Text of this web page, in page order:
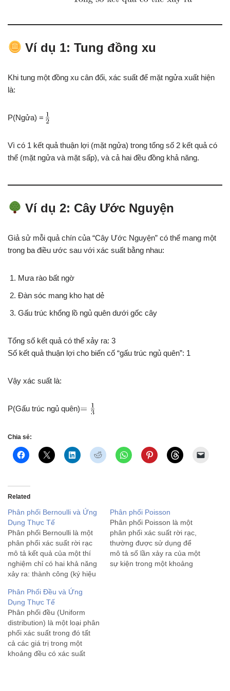
Ví dụ 1: Tung đồng xu
Khi tung một đồng xu cân đối, xác suất để mặt ngửa xuất hiện
là:
P(Ngửa) =
Vì có 1 kết quả thuận lợi (mặt ngửa) trong tổng số 2 kết quả có
thể (mặt ngửa và mặt sấp), và cả hai đều đồng khả năng.
Ví dụ 2: Cây Ước Nguyện
Giả sử mỗi quả chín của “Cây Ước Nguyện” có thể mang một
trong ba điều ước sau với xác suất bằng nhau:
Mưa rào bất ngờ
Đàn sóc mang kho hạt dẻ
Gấu trúc khổng lồ ngủ quên dưới gốc cây
Tổng số kết quả có thể xảy ra: 3
Số kết quả thuận lợi cho biến cố “gấu trúc ngủ quên”: 1
Vậy xác suất là:
P(Gấu trúc ngủ quên)
Chia sẻ:
Related
Phân phối Bernoulli và Ứng
Dụng Thực Tế
Phân phối Bernoulli là một
phân phối xác suất rời rạc
mô tả kết quả của một thí
nghiệm chỉ có hai khả năng
xảy ra: thành công (ký hiệu
là 0). Phân phối này được
đặt theo tên nhà toán học
Thụy…
Phân phối Poisson
Phân phối Poisson là một
phân phối xác suất rời rạc,
thường được sử dụng để
mô tả số lần xảy ra của một
sự kiện trong một khoảng
Phân Phối Đều và Ứng
Dụng Thực Tế
Phân phối đều (Uniform
distribution) là một loại phân
phối xác suất trong đó tất
cả các giá trị trong một
khoảng đều có xác suất